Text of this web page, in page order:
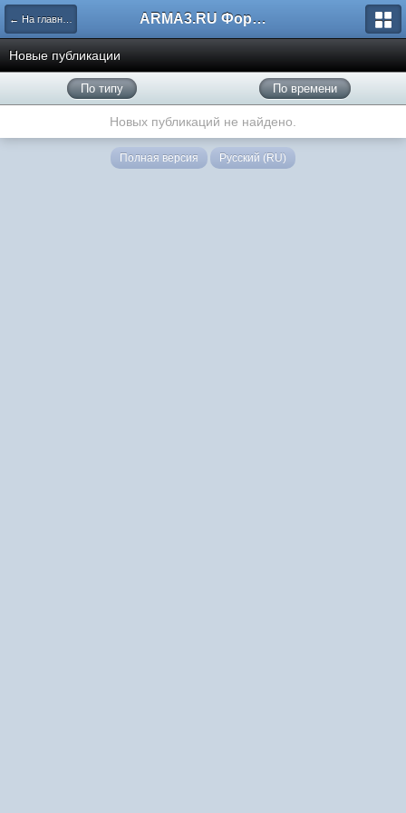
← На главную ARMA3.RU Форум
Новые публикации
По типу По времени
Новых публикаций не найдено.
Полная версия Русский (RU)